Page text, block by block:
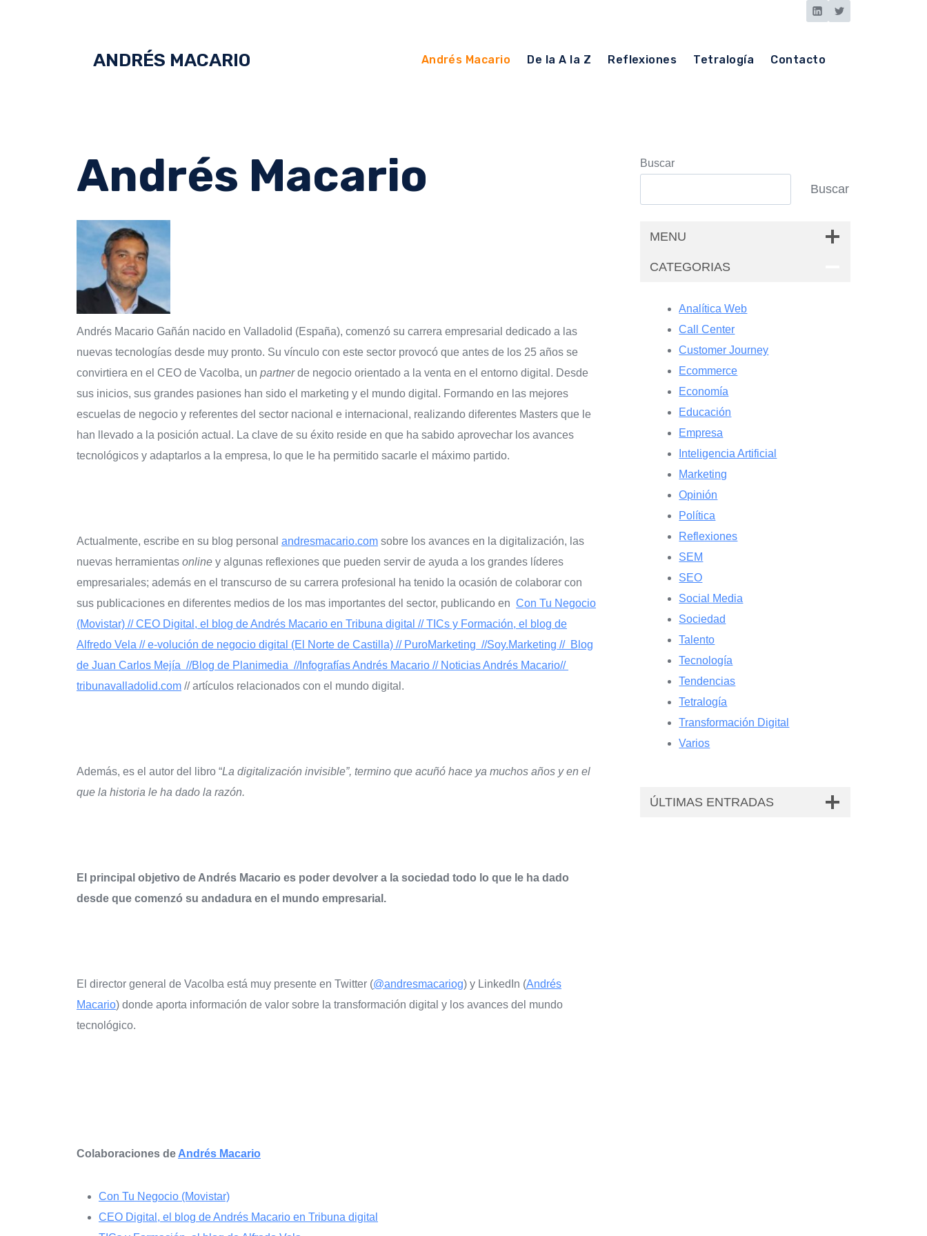
ANDRÉS MACARIO Andrés Macario De la A la Z Reflexiones Tetralogía Contacto
Andrés Macario
Andrés Macario Gañán nacido en Valladolid (España), comenzó su carrera empresarial dedicado a las
nuevas tecnologías desde muy pronto. Su vínculo con este sector provocó que antes de los 25 años se
convirtiera en el CEO de Vacolba, un partnerde negocio orientado a la venta en el entorno digital. Desde
sus inicios, sus grandes pasiones han sido el marketing y el mundo digital. Formando en las mejores
escuelas de negocio y referentes del sector nacional e internacional, realizando diferentes Masters que le
han llevado a la posición actual. La clave de su éxito reside en que ha sabido aprovechar los avances
tecnológicos y adaptarlos a la empresa, lo que le ha permitido sacarle el máximo partido.
Actualmente, escribe en su blog personal andresmacario.com sobre los avances en la digitalización, las
nuevas herramientas online y algunas reflexiones que pueden servir de ayuda a los grandes líderes
empresariales; además en el transcurso de su carrera profesional ha tenido la ocasión de colaborar con
sus publicaciones en diferentes medios de los mas importantes del sector, publicando en Con Tu Negocio
(Movistar) //CEO Digital, el blog de Andrés Macario en Tribuna digital //TICs y Formación, el blog de
Alfredo Vela //e-volución de negocio digital (El Norte de Castilla) // PuroMarketing //Soy.Marketing // Blog
de Juan Carlos Mejía //Blog de Planimedia //Infografías Andrés Macario // Noticias Andrés Macario//
tribunavalladolid.com // artículos relacionados con el mundo digital.
Además, es el autor del libro “La digitalización invisible”, termino que acuñó hace ya muchos años y en el
que la historia le ha dado la razón.
El principal objetivo de Andrés Macario es poder devolver a la sociedad todo lo que le ha dado
desde que comenzó su andadura en el mundo empresarial.
El director general de Vacolba está muy presente en Twitter (@andresmacariog) y LinkedIn (Andrés
Macario) donde aporta información de valor sobre la transformación digital y los avances del mundo
tecnológico.
Colaboraciones de Andrés Macario
Con Tu Negocio (Movistar)
CEO Digital, el blog de Andrés Macario en Tribuna digital
Buscar
Buscar
MENU
CATEGORIAS
Analítica Web
Call Center
Customer Journey
Ecommerce
Economía
Educación
Empresa
Inteligencia Artificial
Marketing
Opinión
Política
Reflexiones
SEM
SEO
Social Media
Sociedad
Talento
Tecnología
Tendencias
Tetralogía
Transformación Digital
Varios
ÚLTIMAS ENTRADAS